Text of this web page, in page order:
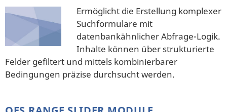
Ermöglicht die Erstellung komplexer
Suchformulare mit
datenbankähnlicher Abfrage-Logik.
Inhalte können über strukturierte
Felder gefiltert und mittels kombinierbarer
Bedingungen präzise durchsucht werden.